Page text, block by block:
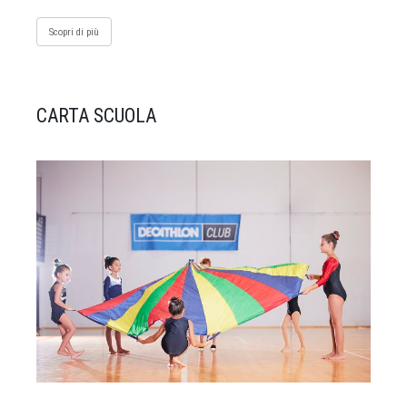
Scopri di più
CARTA SCUOLA